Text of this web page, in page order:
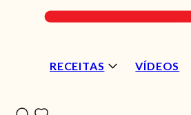
RECEITAS VÍDEOS